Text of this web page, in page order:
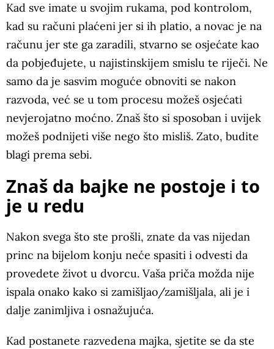
Kad sve imate u svojim rukama, pod kontrolom,
kad su računi plaćeni jer si ih platio, a novac je na
računu jer ste ga zaradili, stvarno se osjećate kao
da pobjeđujete, u najistinskijem smislu te riječi. Ne
samo da je sasvim moguće obnoviti se nakon
razvoda, već se u tom procesu možeš osjećati
nevjerojatno moćno. Znaš što si sposoban i uvijek
možeš podnijeti više nego što misliš. Zato, budite
blagi prema sebi.
Znaš da bajke ne postoje i to
je u redu
Nakon svega što ste prošli, znate da vas nijedan
princ na bijelom konju neće spasiti i odvesti da
provedete život u dvorcu. Vaša priča možda nije
ispala onako kako si zamišljao/zamišljala, ali je i
dalje zanimljiva i osnažujuća.
Kad postanete razvedena majka, sjetite se da ste